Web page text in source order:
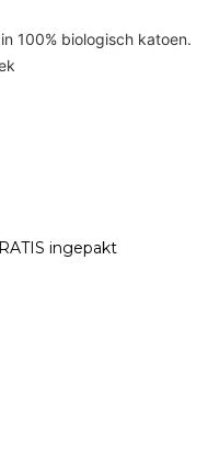
100% biologisch katoen.
ingepakt